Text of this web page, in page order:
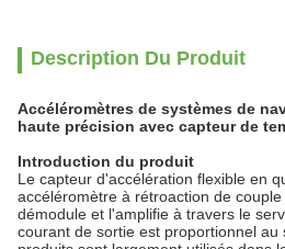
Description Du Produit
Accéléromètres de systèmes de
haute précision avec capteur de
Introduction du produit
Le capteur d'accélération flexible en
accéléromètre à rétroaction de
démodule et l'amplifie à travers le
courant de sortie est proportionnel au